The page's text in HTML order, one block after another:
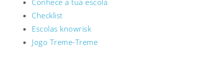
Conhece a tua escola
Checklist
Escolas knowrisk
Jogo Treme-Treme